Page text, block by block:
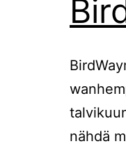
nähdä